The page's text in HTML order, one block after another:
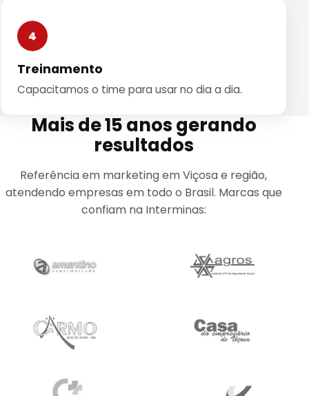
4
Treinamento
Capacitamos o time para usar no dia a dia.
Mais de 15 anos gerando
resultados
Referência em marketing em Viçosa e região,
atendendo empresas em todo o Brasil. Marcas que
confiam na Interminas: